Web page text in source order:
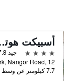
أسبيكت
4 نجوم
جيد 7.8
7.7 كيلومتر عن وسط المدينة